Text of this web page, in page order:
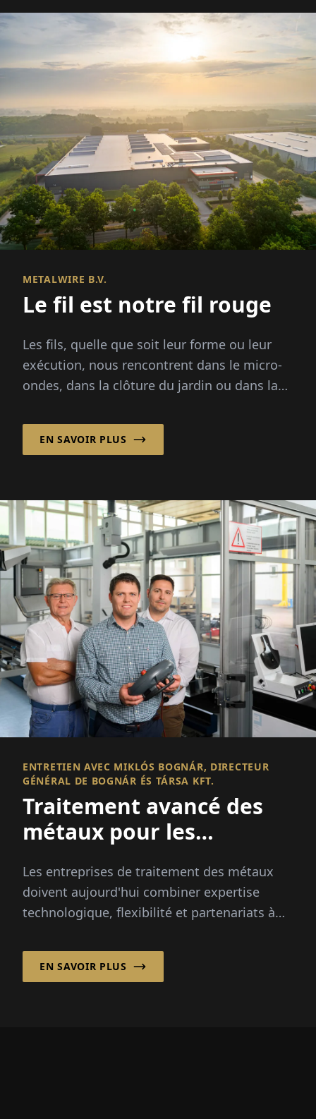
METALWIRE B.V.
Le fil est notre fil rouge
Les fils, quelle que soit leur forme ou leur
exécution, nous rencontrent dans le micro-
ondes, dans la clôture du jardin ou dans la
EN SAVOIR PLUS
ENTRETIEN AVEC MIKLÓS BOGNÁR, DIRECTEUR
GÉNÉRAL DE BOGNÁR ÉS TÁRSA KFT.
Traitement avancé des
métaux pour les
Les entreprises de traitement des métaux
doivent aujourd'hui combiner expertise
technologique, flexibilité et partenariats à
marchés internationaux.
EN SAVOIR PLUS